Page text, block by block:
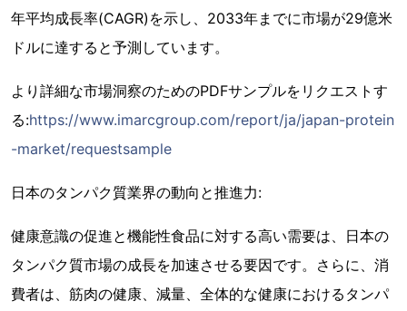
年平均成長率(CAGR)を示し、2033年までに市場が29億米
ドルに達すると予測しています。
より詳細な市場洞察のためのPDFサンプルをリクエストす
る:https://www.imarcgroup.com/report/ja/japan-protein
-market/requestsample
日本のタンパク質業界の動向と推進力:
健康意識の促進と機能性食品に対する高い需要は、日本の
タンパク質市場の成長を加速させる要因です。さらに、消
費者は、筋肉の健康、減量、全体的な健康におけるタンパ